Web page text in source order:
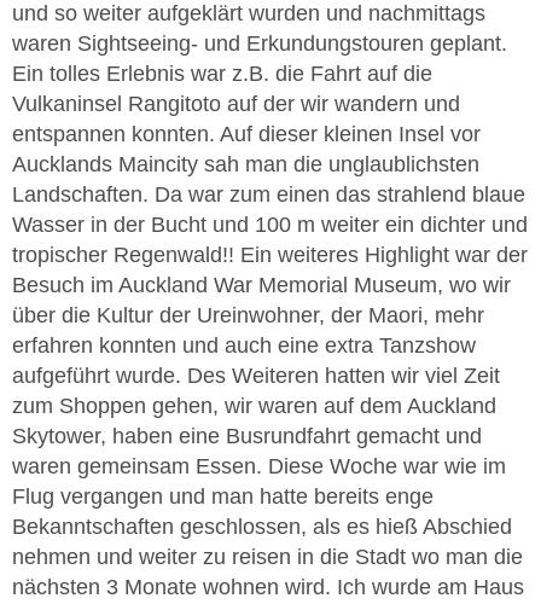
und so weiter aufgeklärt wurden und nachmittags
waren Sightseeing- und Erkundungstouren geplant.
Ein tolles Erlebnis war z.B. die Fahrt auf die
Vulkaninsel Rangitoto auf der wir wandern und
entspannen konnten. Auf dieser kleinen Insel vor
Aucklands Maincity sah man die unglaublichsten
Landschaften. Da war zum einen das strahlend blaue
Wasser in der Bucht und 100 m weiter ein dichter und
tropischer Regenwald!! Ein weiteres Highlight war der
Besuch im Auckland War Memorial Museum, wo wir
über die Kultur der Ureinwohner, der Maori, mehr
erfahren konnten und auch eine extra Tanzshow
aufgeführt wurde. Des Weiteren hatten wir viel Zeit
zum Shoppen gehen, wir waren auf dem Auckland
Skytower, haben eine Busrundfahrt gemacht und
waren gemeinsam Essen. Diese Woche war wie im
Flug vergangen und man hatte bereits enge
Bekanntschaften geschlossen, als es hieß Abschied
nehmen und weiter zu reisen in die Stadt wo man die
nächsten 3 Monate wohnen wird. Ich wurde am Haus